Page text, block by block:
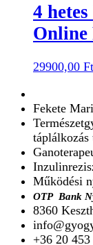
4
Online
29900,00 Ft
Fekete
táplálkozás
Működési
OTP Bank
8360
+36 20